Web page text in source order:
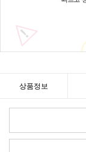
상품정보